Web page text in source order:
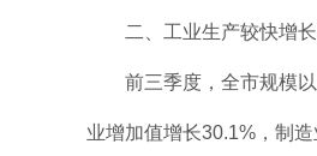
二、工业生产较快增
前三季度，全市规模
业增加值增长30.1%，制